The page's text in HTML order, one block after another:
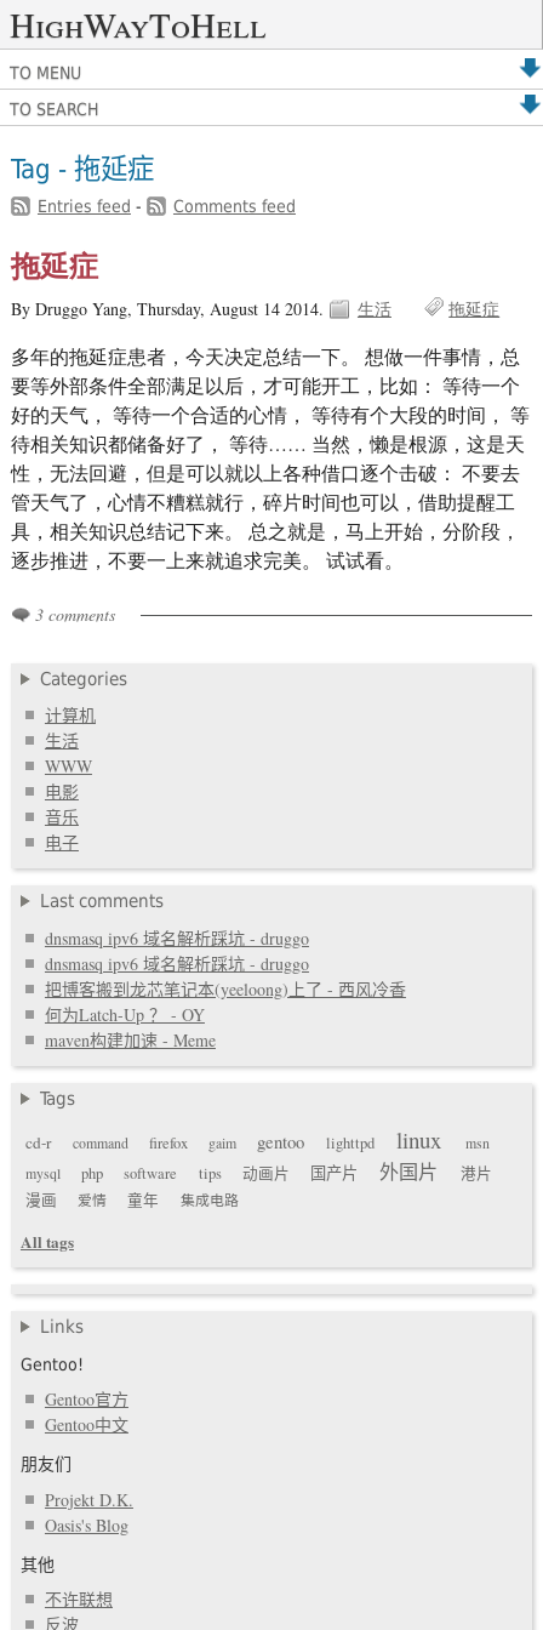
HighWayToHell
TO MENU
TO SEARCH
Tag - 拖延症
Entries feed - Comments feed
拖延症
By Druggo Yang, Thursday, August 14 2014. 生活 拖延症
多年的拖延症患者，今天决定总结一下。 想做一件事情，总
要等外部条件全部满足以后，才可能开工，比如： 等待一个
好的天气， 等待一个合适的心情， 等待有个大段的时间， 等
待相关知识都储备好了， 等待…… 当然，懒是根源，这是天
性，无法回避，但是可以就以上各种借口逐个击破： 不要去
管天气了，心情不糟糕就行，碎片时间也可以，借助提醒工
具，相关知识总结记下来。 总之就是，马上开始，分阶段，
逐步推进，不要一上来就追求完美。 试试看。
3 comments
Categories
计算机
生活
WWW
电影
音乐
电子
Last comments
dnsmasq ipv6 域名解析踩坑 - druggo
dnsmasq ipv6 域名解析踩坑 - druggo
把博客搬到龙芯笔记本(yeeloong)上了 - 西风冷香
何为Latch-Up ？ - OY
maven构建加速 - Meme
Tags
cd-r
command firefox gaim gentoo lighttpd linux
msn
mysql
php software tips 动画片 国产片 外国片
港片
漫画
爱情 童年 集成电路
All tags
Links
Gentoo!
Gentoo官方
Gentoo中文
朋友们
Projekt D.K.
Oasis's Blog
其他
不许联想
反波